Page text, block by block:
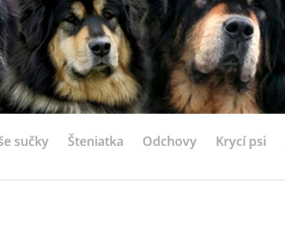
sučky Šteniatka Odchovy Krycí psi